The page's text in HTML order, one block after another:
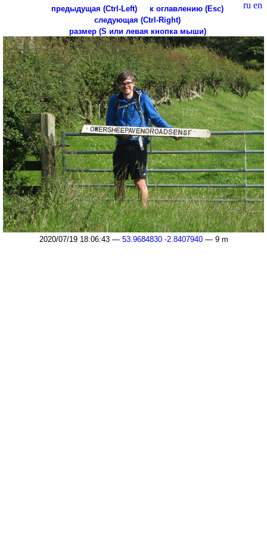
ru en
предыдущая (Ctrl-Left)
к оглавлению (Esc)
следующая (Ctrl-Right)
размер (S или левая кнопка мыши)
2020/07/19 18:06:43 — 53.9684830 -2.8407940— 9 m